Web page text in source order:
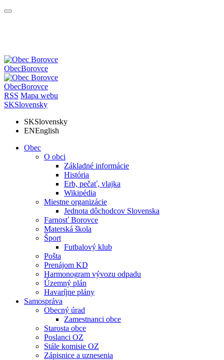
ObecBorovce
ObecBorovce
RSS Mapa webu
SKSlovensky
SKSlovensky
ENEnglish
Obec
O obci
Základné informácie
História
Erb, pečať, vlajka
Wikipédia
Miestne organizácie
Jednota dôchodcov Slovenska
Farnosť Borovce
Materská škola
Šport
Futbalový klub
Pošta
Prenájom KD
Harmonogram vývozu odpadu
Územný plán
Havaríjne plány
Samospráva
Obecný úrad
Zamestnanci obce
Starosta obce
Poslanci OZ
Stále komisie OZ
Zápisnice a uznesenia